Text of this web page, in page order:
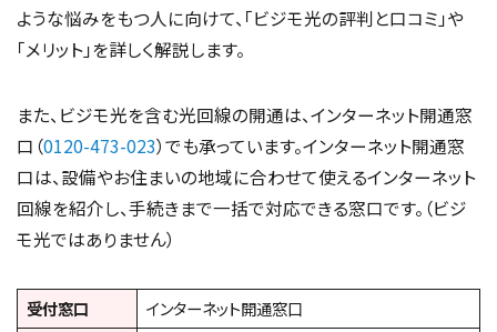
ような悩みをもつ人に向けて、「ビジモ光の評判と口コミ」や
「メリット」を詳しく解説します。
また、ビジモ光を含む光回線の開通は、インターネット開通窓
口（0120-473-023）でも承っています。インターネット開通窓
口は、設備やお住まいの地域に合わせて使えるインターネット
回線を紹介し、手続きまで一括で対応できる窓口です。（ビジ
モ光ではありません）
受付窓口
インターネット開通窓口